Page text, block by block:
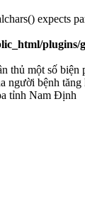
expects
thủ một số biện
người bệnh
tỉnh Nam Định